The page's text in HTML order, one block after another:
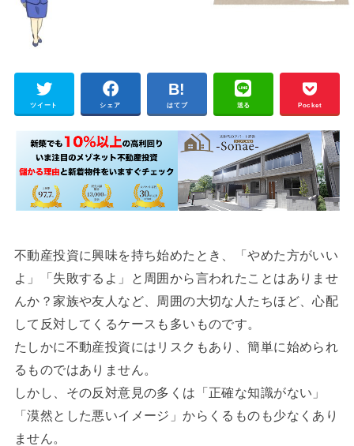
ツイート シェア はてブ 送る Pocket
不動産投資に興味を持ち始めたとき、「やめた方がいい
よ」「失敗するよ」と周囲から言われたことはありませ
んか？家族や友人など、周囲の大切な人たちほど、心配
して反対してくるケースも多いものです。
たしかに不動産投資にはリスクもあり、簡単に始められ
るものではありません。
しかし、その反対意見の多くは「正確な知識がない」
「漠然とした悪いイメージ」からくるものも少なくあり
ません。